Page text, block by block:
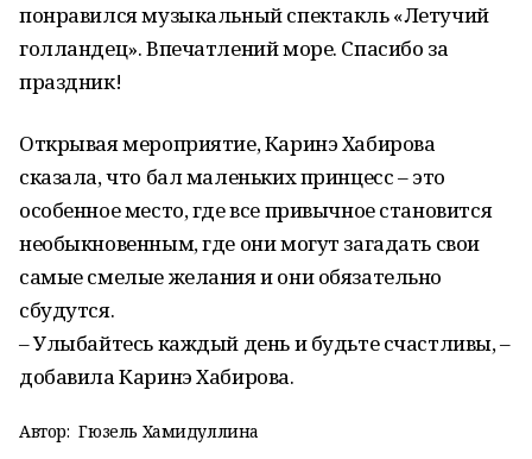
понравился музыкальный спектакль «Летучий
голландец». Впечатлений море. Спасибо за
праздник!
Открывая мероприятие, Каринэ Хабирова
сказала, что бал маленьких принцесс – это
особенное место, где все привычное становится
необыкновенным, где они могут загадать свои
самые смелые желания и они обязательно
сбудутся.
– Улыбайтесь каждый день и будьте счастливы, –
добавила Каринэ Хабирова.
Автор: Гюзель Хамидуллина